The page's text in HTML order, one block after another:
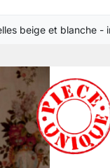
beige et blanche -